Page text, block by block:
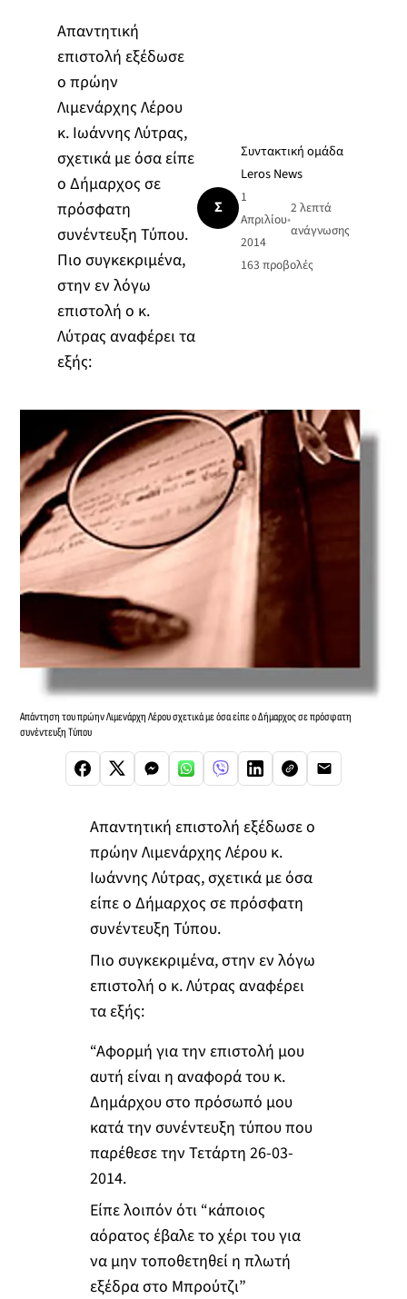
Απαντητική
επιστολή εξέδωσε
ο πρώην
Λιμενάρχης Λέρου
κ. Ιωάννης Λύτρας,
σχετικά με όσα είπε
ο Δήμαρχος σε
πρόσφατη
συνέντευξη Τύπου.
Πιο συγκεκριμένα,
στην εν λόγω
επιστολή ο κ.
Λύτρας αναφέρει τα
εξής:
Σ
Συντακτική ομάδα
Leros News
1
Απριλίου
2014
•
2 λεπτά
ανάγνωσης
163 προβολές
Απάντηση του πρώην Λιμενάρχη Λέρου σχετικά με όσα είπε ο Δήμαρχος σε πρόσφατη
συνέντευξη Τύπου
Απαντητική επιστολή εξέδωσε ο
πρώην Λιμενάρχης Λέρου κ.
Ιωάννης Λύτρας, σχετικά με όσα
είπε ο Δήμαρχος σε πρόσφατη
συνέντευξη Τύπου.
Πιο συγκεκριμένα, στην εν λόγω
επιστολή ο κ. Λύτρας αναφέρει
τα εξής:
“Αφορμή για την επιστολή μου
αυτή είναι η αναφορά του κ.
Δημάρχου στο πρόσωπό μου
κατά την συνέντευξη τύπου που
παρέθεσε την Τετάρτη 26-03-
2014.
Είπε λοιπόν ότι “κάποιος
αόρατος έβαλε το χέρι του για
να μην τοποθετηθεί η πλωτή
εξέδρα στο Μπρούτζι”